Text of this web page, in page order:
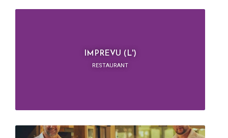
IMPREVU (L')
RESTAURANT